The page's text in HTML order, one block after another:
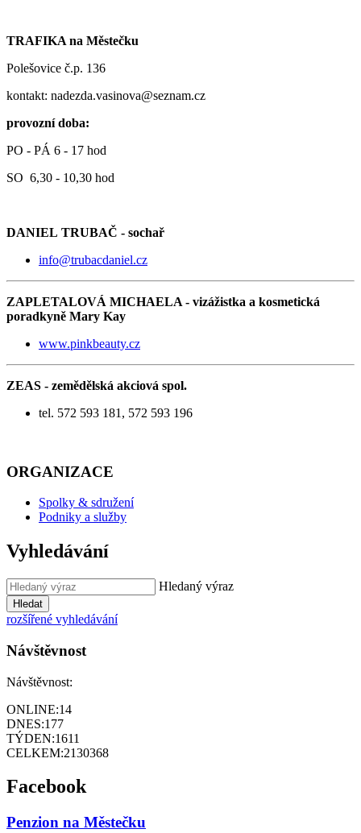
TRAFIKA na Městečku
Polešovice č.p. 136
kontakt: nadezda.vasinova@seznam.cz
provozní doba:
PO - PÁ 6 - 17 hod
SO 6,30 - 10,30 hod
DANIEL TRUBAČ - sochař
info@trubacdaniel.cz
ZAPLETALOVÁ MICHAELA - vizážistka a kosmetická
poradkyně Mary Kay
www.pinkbeauty.cz
ZEAS - zemědělská akciová spol.
tel. 572 593 181, 572 593 196
ORGANIZACE
Spolky & sdružení
Podniky a služby
Vyhledávání
Hledaný výraz
Hledat
rozšířené vyhledávání
Návštěvnost
Návštěvnost:
ONLINE:14
DNES:177
TÝDEN:1611
CELKEM:2130368
Facebook
Penzion na Městečku